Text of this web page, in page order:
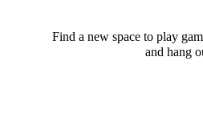
Find a new space to play
and hang